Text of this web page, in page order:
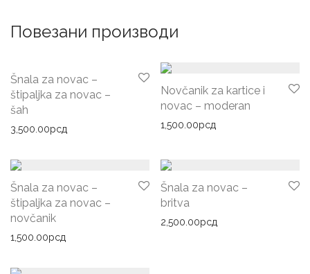
Повезани производи
Šnala za novac –
štipaljka za novac –
šah
3,500.00рсд
Novčanik za kartice i
novac – moderan
1,500.00рсд
Šnala za novac –
štipaljka za novac –
novčanik
1,500.00рсд
Šnala za novac –
britva
2,500.00рсд